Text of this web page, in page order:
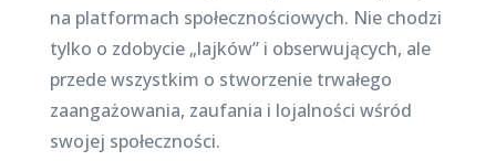
na platformach społecznościowych. Nie chodzi
tylko o zdobycie „lajków” i obserwujących, ale
przede wszystkim o stworzenie trwałego
zaangażowania, zaufania i lojalności wśród
swojej społeczności.